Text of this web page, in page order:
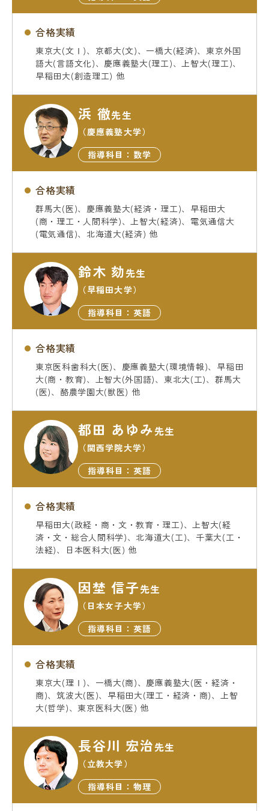
合格実績
東京大(文Ⅰ)、京都大(文)、一橋大(経済)、東京外国
語大(言語文化)、慶應義塾大(理工)、上智大(理工)、
早稲田大(創造理工) 他
浜 徹先生
（慶應義塾大学）
指導科目：数学
合格実績
群馬大(医)、慶應義塾大(経済・理工)、早稲田大
(商・理工・人間科学)、上智大(経済)、電気通信大
(電気通信)、北海道大(経済) 他
鈴木 劾先生
（早稲田大学）
指導科目：英語
合格実績
東京医科歯科大(医)、慶應義塾大(環境情報)、早稲田
大(商・教育)、上智大(外国語)、東北大(工)、群馬大
(医)、酪農学園大(獣医) 他
都田 あゆみ先生
（関西学院大学）
指導科目：英語
合格実績
早稲田大(政経・商・文・教育・理工)、上智大(経
済・文・総合人間科学)、北海道大(工)、千葉大(工・
法経)、日本医科大(医) 他
因埜 信子先生
（日本女子大学）
指導科目：英語
合格実績
東京大(理Ⅰ)、一橋大(商)、慶應義塾大(医・経済・
商)、筑波大(医)、早稲田大(理工・経済・商)、上智
大(哲学)、東京医科大(医) 他
長谷川 宏治先生
（立教大学）
指導科目：物理